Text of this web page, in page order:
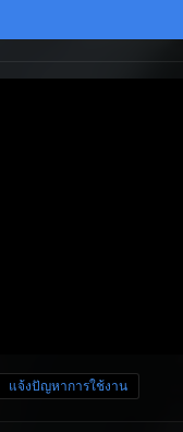
แจ้งปัญหาการใช้งาน